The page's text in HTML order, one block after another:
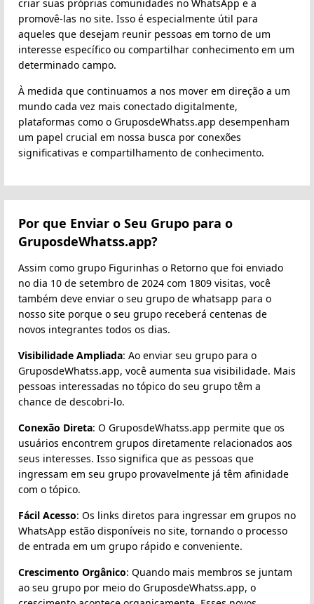
criar suas próprias comunidades no WhatsApp e a
promovê-las no site. Isso é especialmente útil para
aqueles que desejam reunir pessoas em torno de um
interesse específico ou compartilhar conhecimento em um
determinado campo.
À medida que continuamos a nos mover em direção a um
mundo cada vez mais conectado digitalmente,
plataformas como o GruposdeWhatss.app desempenham
um papel crucial em nossa busca por conexões
significativas e compartilhamento de conhecimento.
Por que Enviar o Seu Grupo para o
GruposdeWhatss.app?
Assim como grupo Figurinhas o Retorno que foi enviado
no dia 10 de setembro de 2024 com 1809 visitas, você
também deve enviar o seu grupo de whatsapp para o
nosso site porque o seu grupo receberá centenas de
novos integrantes todos os dias.
Visibilidade Ampliada: Ao enviar seu grupo para o
GruposdeWhatss.app, você aumenta sua visibilidade. Mais
pessoas interessadas no tópico do seu grupo têm a
chance de descobri-lo.
Conexão Direta: O GruposdeWhatss.app permite que os
usuários encontrem grupos diretamente relacionados aos
seus interesses. Isso significa que as pessoas que
ingressam em seu grupo provavelmente já têm afinidade
com o tópico.
Fácil Acesso: Os links diretos para ingressar em grupos no
WhatsApp estão disponíveis no site, tornando o processo
de entrada em um grupo rápido e conveniente.
Crescimento Orgânico: Quando mais membros se juntam
ao seu grupo por meio do GruposdeWhatss.app, o